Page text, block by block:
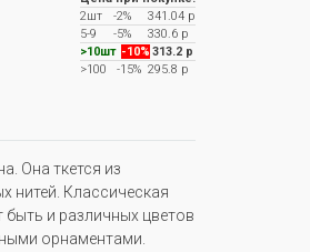
2шт
-2%
341.04 р
5-9
-5%
330.6 р
>10шт -10% 313.2 р
>100
-15%295.8 р
Она ткется из
нитей. Классическая
и различных цветов
орнаментами.